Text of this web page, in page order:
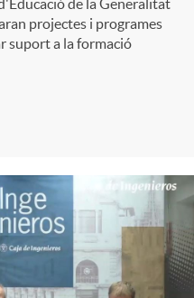
de la Generalitat
projectes i programes
suport a la formació